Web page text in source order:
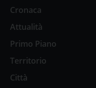
Cronaca
Attualità
Primo Piano
Territorio
Città